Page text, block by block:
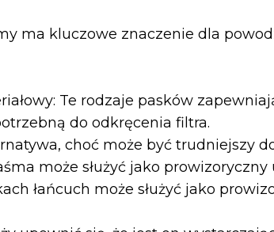
ma kluczowe znaczenie dla
Te rodzaje pasków
do odkręcenia filtra.
choć może być trudniejszy
może służyć jako
łańcuch może służyć jako